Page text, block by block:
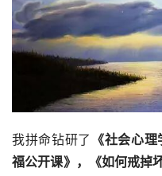
我拼命钻研了 《社会心
福公开课》，《如何戒掉